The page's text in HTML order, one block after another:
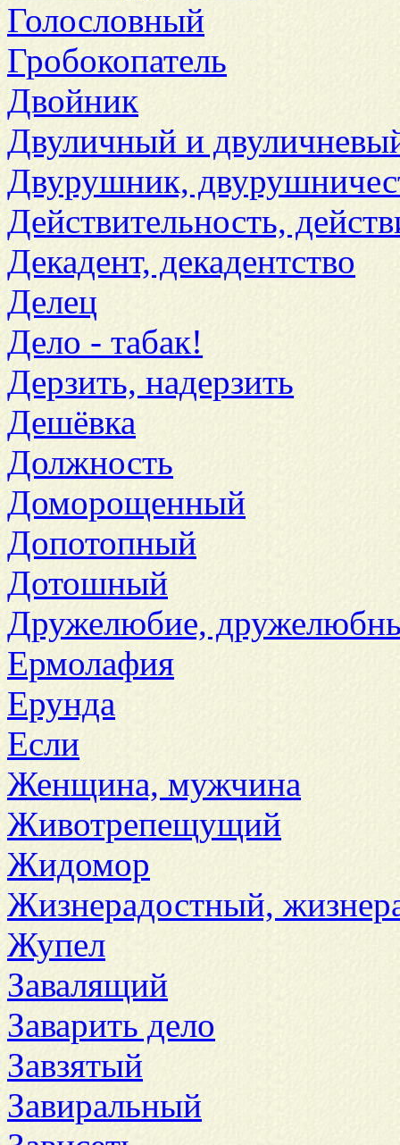
Голословный
Гробокопатель
Двойник
Двуличный и
Двурушник,
Действительность,
Декадент, декадентство
Делец
Дело - табак!
Дерзить, надерзить
Дешёвка
Должность
Доморощенный
Допотопный
Дотошный
Дружелюбие,
Ермолафия
Ерунда
Если
Женщина, мужчина
Животрепещущий
Жидомор
Жизнерадостный,
Жупел
Завалящий
Заварить дело
Завзятый
Завиральный